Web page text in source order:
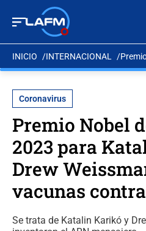
INICIO INTERNACIONAL
Coronavirus
Premio Nobel
2023 para
Drew
vacunas contra
Se trata de Katalin Karikó y